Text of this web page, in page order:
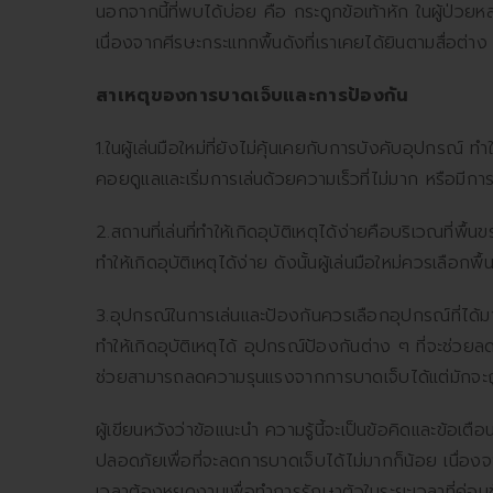
นอกจากนี้ที่พบได้บ่อย คือ กระดูกข้อเท้าหัก ในผู้ป่วย
เนื่องจากศีรษะกระแทกพื้นดังที่เราเคยได้ยินตามสื่อต่า
สาเหตุของการบาดเจ็บและการป้องกัน
1.ในผู้เล่นมือใหม่ที่ยังไม่คุ้นเคยกับการบังคับอุปกรณ์ ท
คอยดูแลและเริ่มการเล่นด้วยความเร็วที่ไม่มาก หรือมีก
2.สถานที่เล่นที่ทำให้เกิดอุบัติเหตุได้ง่ายคือบริเวณที่พื้
ทำให้เกิดอุบัติเหตุได้ง่าย ดังนั้นผู้เล่นมือใหม่ควรเลือ
3.อุปกรณ์ในการเล่นและป้องกันควรเลือกอุปกรณ์ที่ได้
ทำให้เกิดอุบัติเหตุได้ อุปกรณ์ป้องกันต่าง ๆ ที่จะช่วย
ช่วยสามารถลดความรุนแรงจากการบาดเจ็บได้แต่มักจะ
ผู้เขียนหวังว่าข้อแนะนำ ความรู้นี้จะเป็นข้อคิดและข้อเ
ปลอดภัยเพื่อที่จะลดการบาดเจ็บได้ไม่มากก็น้อย เนื่อง